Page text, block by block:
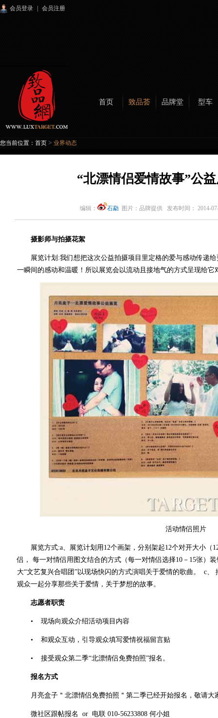
会员登录 会员注册
首页 致品荟 品牌堂 型车
您当前位置： 首页 > 业界动态
“北漂情侣爱情故事”公
编辑： 石勐图片：品牌提供 发布时间： 2014-
摄影师与拍摄花絮
展览计划:我们想把这次公益拍摄项目里定格的爱与感动传递给
一瞬间的感动和温暖！所以展览会以流动且接地气的方式呈现给它
活动情侣照片
展览方式:a、展览计划用12个画架，分别架起12个对开大小（
侣， 每一对情侣用图文结合的方式（每一对情侣选择10－15张）
大“文艺复兴合唱团”以现场快闪的方式演唱关于爱情的歌曲。 c
观众一起分享那些关于爱情，关于梦想的故事。
志愿者职责
• 现场向观众介绍活动项目内容
• 和观众互动，引导观众填写爱情祝福留言贴
• 接受观众第二季“北漂情侣免费拍照”报名。
报名方式
月亮盒子＂北漂情侣免费拍照＂第二季已经开始报名，敬请大
微社区跟帖报名 or 电联 010-56233808 何小姐